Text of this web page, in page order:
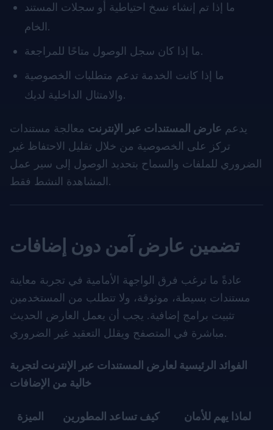
ما إذا تم إنشاء نسخ احتياطية أو سجلات المستند
الخام.
ما إذا كان سجل الوصول متاحًا للمراجعة.
ما إذا كانت الخدمة تدعم متطلبات الخصوصية
والامتثال الداخلية لديك.
يدعم عارض المستندات عبر الإنترنت معالجة مستندات
تركز على الخصوصية من خلال تقليل الاحتفاظ غير
الضروري للملفات والسماح بتحديد الوصول إلى سير عمل
المشاهدة النشط فقط.
تضمين عارض آمن دون إضافات
عادةً ما ترغب فرق الواجهة الأمامية في تجربة معاينة
مستندات بسيطة، موثوقة، ولا تتطلب من المستخدمين
تثبيت برامج إضافية. يجب أن يعمل العارض الحديث
مباشرة في المتصفح ويقلل التعقيد غير الضروري.
الفوائد الرئيسية لعارض المستندات عبر الإنترنت لتجربة
خالية من الإضافات
الميزة كيف تساعد المطورين لماذا يهم للأمان